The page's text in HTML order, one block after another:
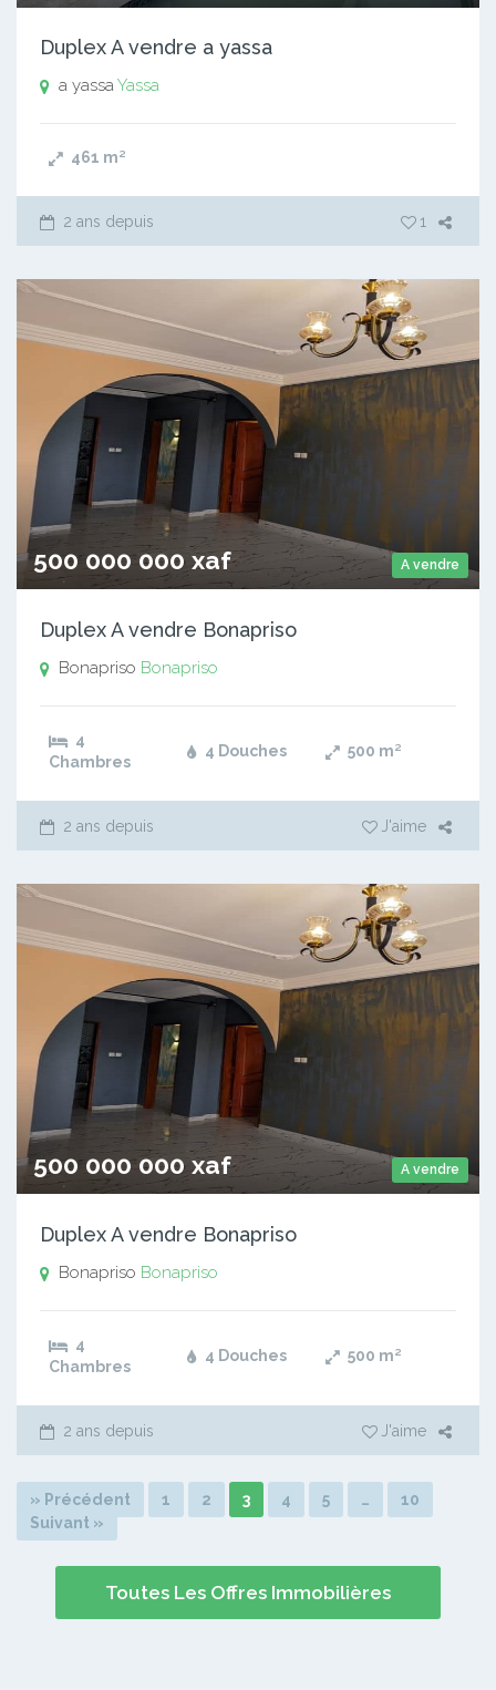
Duplex A vendre a yassa
a yassaYassa
461 m²
2 ans depuis 1
A vendre
500 000 000 xaf
Duplex A vendre Bonapriso
Bonapriso Bonapriso
4
Chambres
4 Douches 500 m²
2 ans depuis J'aime
A vendre
500 000 000 xaf
Duplex A vendre Bonapriso
Bonapriso Bonapriso
4
Chambres
4 Douches 500 m²
2 ans depuis J'aime
» Précédent 1 2 3 4 5 …
10
Suivant »
Toutes Les Offres Immobilières